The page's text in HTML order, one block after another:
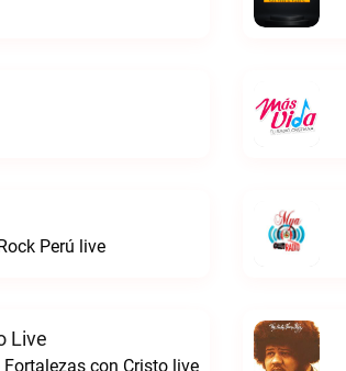
Perú live
Live
con Cristo live